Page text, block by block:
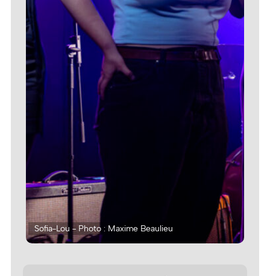
Sofia-Lou - Photo : Maxime Beaulieu